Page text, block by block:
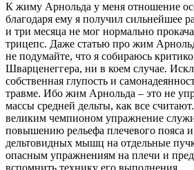
К жиму Арнольда у меня отношение
благодаря ему я получил сильнейшее
и три месяца не мог нормально
трицепс. Даже статью про жим
не подумайте, что я собираюсь
Шварценеггера, ни в коем случае.
собственная глупость и
травме. Ибо жим Арнольда – это не
массы средней дельты, как все
великим чемпионом упражнение
повышению рельефа плечевого пояса
дельтовидных мышц на отдельные
опасным упражнениям на плечи и